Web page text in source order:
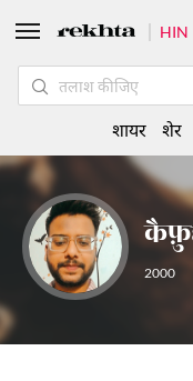
2000
HIN
शायर शेर